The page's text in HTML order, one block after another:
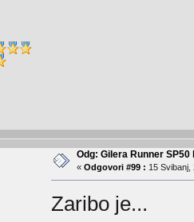
Odg: Gilera Runner SP50
« Odgovori #99 : 15 Svibanj,
Zaribo je...